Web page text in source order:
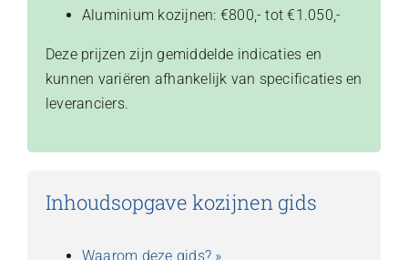
Aluminium kozijnen: €800,- tot €1.050,-
​Deze prijzen zijn gemiddelde indicaties en
kunnen variëren afhankelijk van specificaties en
leveranciers.
Inhoudsopgave kozijnen gids
Waarom deze gids? »